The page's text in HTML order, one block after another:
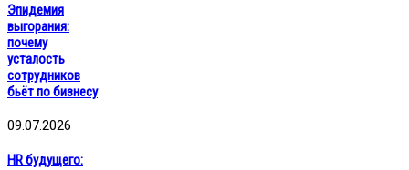
Эпидемия
выгорания:
почему
усталость
сотрудников
бьёт по бизнесу
09.07.2026
HR будущего: